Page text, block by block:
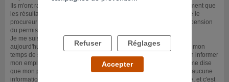
Ils m'ont rappellé le mercredi 2 Juillet a 14h pour me dire verbalement que
les résultats du laboratoire révèle un résultat positif au THC et que le
procureur prendrait sa décision le jour même sur le temps de suspension
du permis de conduire.
Je me suis donc dis que je n'avais plus le droit de conduire, mais
aujourd'hui j'ai appellé la gendarmerie qui m'a arrêter pour savoir mon
temps de suspension car je voulais connaître l'information pour en informer
mon employeur ( question d'organisation professionnelle) et là il me dise
que mon permis est valide et que j'ai bien le droit de conduire, qu'aucune
information sur une potentielle suspension ne leur a été transmise, et c'est
Refuser Réglages
Accepter